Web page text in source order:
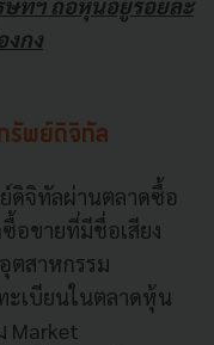
งกง
ทรัพย์ดิจิทัล
ดิจิทัลผ่านตลาดซื้อ
อขายที่มีชื่อเสียง
ตสาหกรรม
ะเบียนในตลาดหุ้น
Market